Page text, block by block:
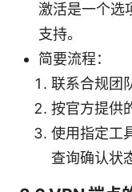
激活是一个选
支持。
简要流程：
联系合规团
按官方提供
使用指定工
查询确认状